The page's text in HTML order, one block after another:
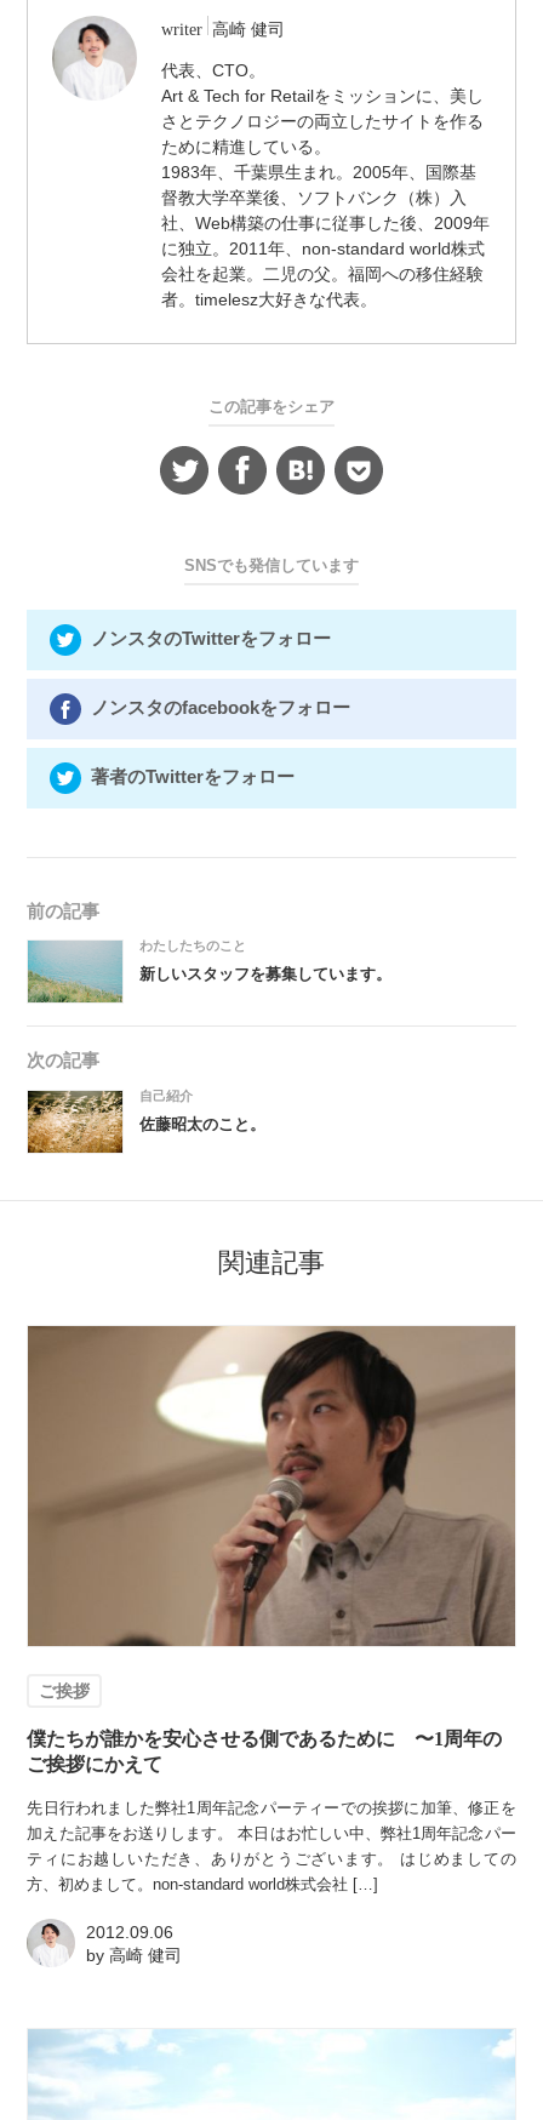
writer 高崎 健司
取
締
役
/
CTO
代表、CTO。
Art & Tech for Retailをミッションに、美し
さとテクノロジーの両立したサイトを作る
ために精進している。
1983年、千葉県生まれ。2005年、国際基
督教大学卒業後、ソフトバンク（株）入
社、Web構築の仕事に従事した後、2009年
に独立。2011年、non-standard world株式
会社を起業。二児の父。福岡への移住経験
者。timelesz大好きな代表。
この記事をシェア
SNSでも発信しています
ノンスタのTwitterをフォロー
ノンスタのfacebookをフォロー
著者のTwitterをフォロー
前の記事
わたしたちのこと
新しいスタッフを募集しています。
次の記事
自己紹介
佐藤昭太のこと。
関連記事
ご挨拶
僕たちが誰かを安心させる側であるために 〜1周年の
ご挨拶にかえて
先日行われました弊社1周年記念パーティーでの挨拶に加筆、修正を
加えた記事をお送りします。 本日はお忙しい中、弊社1周年記念パー
ティにお越しいただき、ありがとうございます。 はじめましての
方、初めまして。non-standard world株式会社 […]
2012.09.06
by高崎 健司